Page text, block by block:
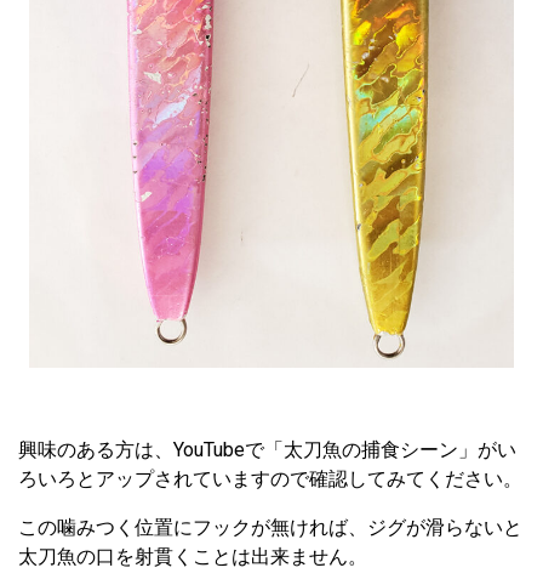
興味のある方は、YouTubeで「太刀魚の捕食シーン」がい
ろいろとアップされていますので確認してみてください。
この噛みつく位置にフックが無ければ、ジグが滑らないと
太刀魚の口を射貫くことは出来ません。